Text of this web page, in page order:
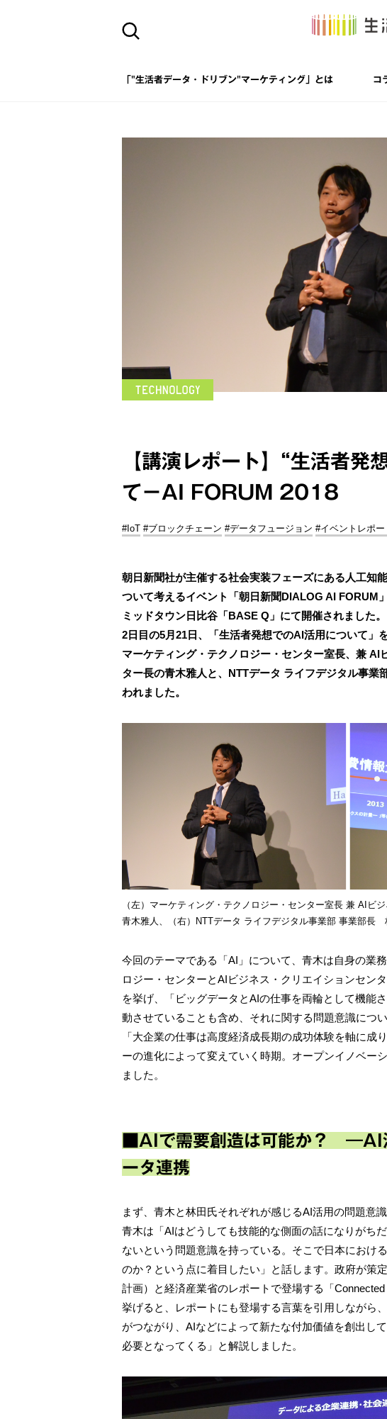
「"生活者データ・ドリブン"マーケティング」とは コ
【講演レポート】“生活者発
て－AI FORUM 2018
#IoT #ブロックチェーン #データフュージョン #イベントレポー
朝日新聞社が主催する社会実装フェーズにある人工知
ついて考えるイベント「朝日新聞DIALOG AI FORUM
ミッドタウン日比谷「BASE Q」にて開催されました。
2日目の5月21日、「生活者発想でのAI活用について」
マーケティング・テクノロジー・センター室長、兼 AI
ター長の青木雅人と、NTTデータ ライフデジタル事業
われました。
（左）マーケティング・テクノロジー・センター室長 兼 AIビ
青木雅人、（右）NTTデータ ライフデジタル事業部 事業部長
今回のテーマである「AI」について、青木は自身の業
ロジー・センターとAIビジネス・クリエイションセン
を挙げ、「ビッグデータとAIの仕事を両輪として機能
動させていることも含め、それに関する問題意識につ
「大企業の仕事は高度経済成長期の成功体験を軸に成
ーの進化によって変えていく時期。オープンイノベー
ました。
■AIで需要創造は可能か？ ―AI
ータ連携
まず、青木と林田氏それぞれが感じるAI活用の問題意
青木は「AIはどうしても技能的な側面の話になりがち
ないという問題意識を持っている。そこで日本におけ
のか？という点に着目したい」と話します。政府が策
計画）と経済産業省のレポートで登場する「
挙げると、レポートにも登場する言葉を引用しながら
がつながり、AIなどによって新たな付加価値を創出し
必要となってくる」と解説しました。